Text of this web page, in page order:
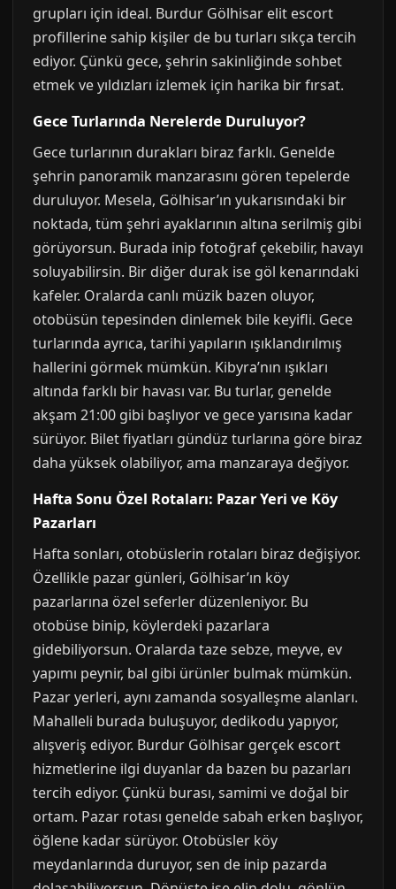
grupları için ideal. Burdur Gölhisar elit escort
profillerine sahip kişiler de bu turları sıkça tercih
ediyor. Çünkü gece, şehrin sakinliğinde sohbet
etmek ve yıldızları izlemek için harika bir fırsat.
Gece Turlarında Nerelerde Duruluyor?
Gece turlarının durakları biraz farklı. Genelde
şehrin panoramik manzarasını gören tepelerde
duruluyor. Mesela, Gölhisar’ın yukarısındaki bir
noktada, tüm şehri ayaklarının altına serilmiş gibi
görüyorsun. Burada inip fotoğraf çekebilir, havayı
soluyabilirsin. Bir diğer durak ise göl kenarındaki
kafeler. Oralarda canlı müzik bazen oluyor,
otobüsün tepesinden dinlemek bile keyifli. Gece
turlarında ayrıca, tarihi yapıların ışıklandırılmış
hallerini görmek mümkün. Kibyra’nın ışıkları
altında farklı bir havası var. Bu turlar, genelde
akşam 21:00 gibi başlıyor ve gece yarısına kadar
sürüyor. Bilet fiyatları gündüz turlarına göre biraz
daha yüksek olabiliyor, ama manzaraya değiyor.
Hafta Sonu Özel Rotaları: Pazar Yeri ve Köy
Pazarları
Hafta sonları, otobüslerin rotaları biraz değişiyor.
Özellikle pazar günleri, Gölhisar’ın köy
pazarlarına özel seferler düzenleniyor. Bu
otobüse binip, köylerdeki pazarlara
gidebiliyorsun. Oralarda taze sebze, meyve, ev
yapımı peynir, bal gibi ürünler bulmak mümkün.
Pazar yerleri, aynı zamanda sosyalleşme alanları.
Mahalleli burada buluşuyor, dedikodu yapıyor,
alışveriş ediyor. Burdur Gölhisar gerçek escort
hizmetlerine ilgi duyanlar da bazen bu pazarları
tercih ediyor. Çünkü burası, samimi ve doğal bir
ortam. Pazar rotası genelde sabah erken başlıyor,
öğlene kadar sürüyor. Otobüsler köy
meydanlarında duruyor, sen de inip pazarda